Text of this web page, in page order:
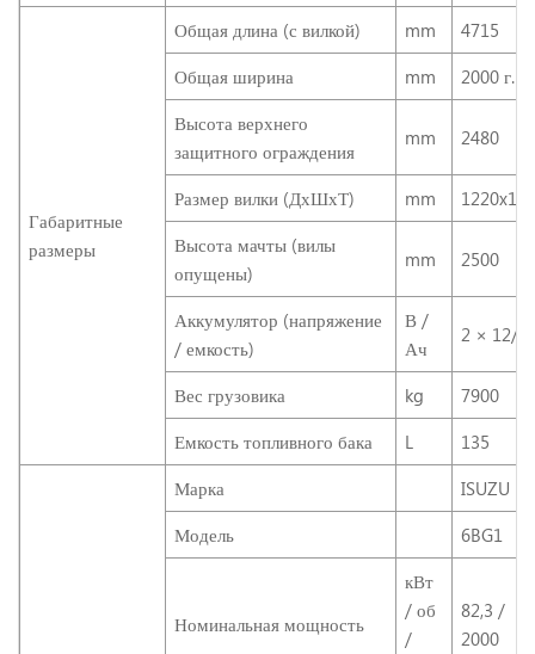
Габаритные
размеры
Общая длина (с вилкой) mm
4715
Общая ширина
mm
2000 г.
Высота верхнего
защитного ограждения
mm 2480
Размер вилки (ДхШхТ) mm
Высота мачты (вилы
опущены)
mm 2500
Аккумулятор (напряжение
/ емкость)
В /
Ач
2 × 12/
Вес грузовика kg
7900
Емкость топливного бака
L 135
Марка
ISUZU
Модель
6BG1
Номинальная мощность
кВт
/ об
/
82,3 /
2000